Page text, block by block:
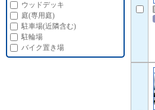
ウッドデッキ
庭(専用庭)
駐車場(近隣含む)
駐輪場
バイク置き場